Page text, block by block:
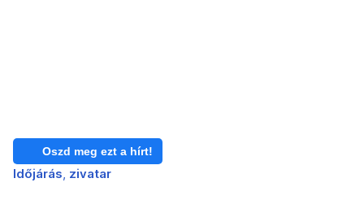
Oszd meg ezt a hírt!
Időjárás zivatar